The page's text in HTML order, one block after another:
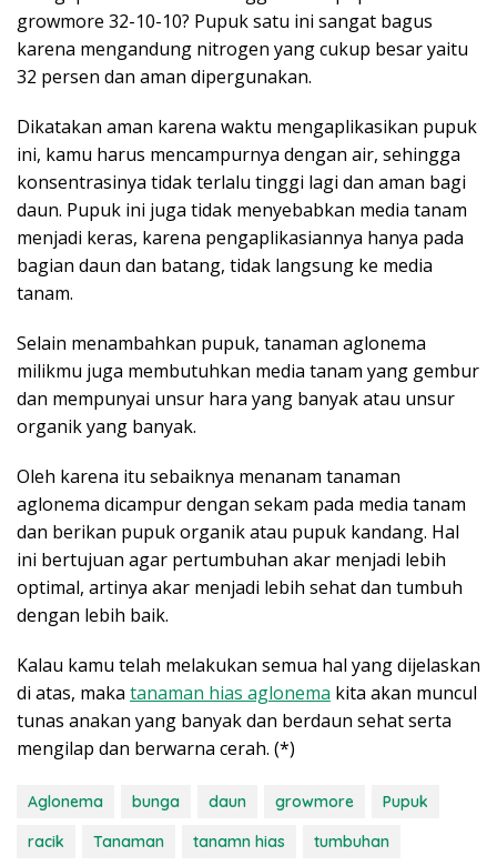
growmore 32-10-10? Pupuk satu ini sangat bagus
karena mengandung nitrogen yang cukup besar yaitu
32 persen dan aman dipergunakan.
Dikatakan aman karena waktu mengaplikasikan pupuk
ini, kamu harus mencampurnya dengan air, sehingga
konsentrasinya tidak terlalu tinggi lagi dan aman bagi
daun. Pupuk ini juga tidak menyebabkan media tanam
menjadi keras, karena pengaplikasiannya hanya pada
bagian daun dan batang, tidak langsung ke media
tanam.
Selain menambahkan pupuk, tanaman aglonema
milikmu juga membutuhkan media tanam yang gembur
dan mempunyai unsur hara yang banyak atau unsur
organik yang banyak.
Oleh karena itu sebaiknya menanam tanaman
aglonema dicampur dengan sekam pada media tanam
dan berikan pupuk organik atau pupuk kandang. Hal
ini bertujuan agar pertumbuhan akar menjadi lebih
optimal, artinya akar menjadi lebih sehat dan tumbuh
dengan lebih baik.
Kalau kamu telah melakukan semua hal yang dijelaskan
di atas, maka tanaman hias aglonema kita akan muncul
tunas anakan yang banyak dan berdaun sehat serta
mengilap dan berwarna cerah. (*)
Aglonema bunga daun growmore
Pupuk
racik
Tanaman tanamn hias tumbuhan